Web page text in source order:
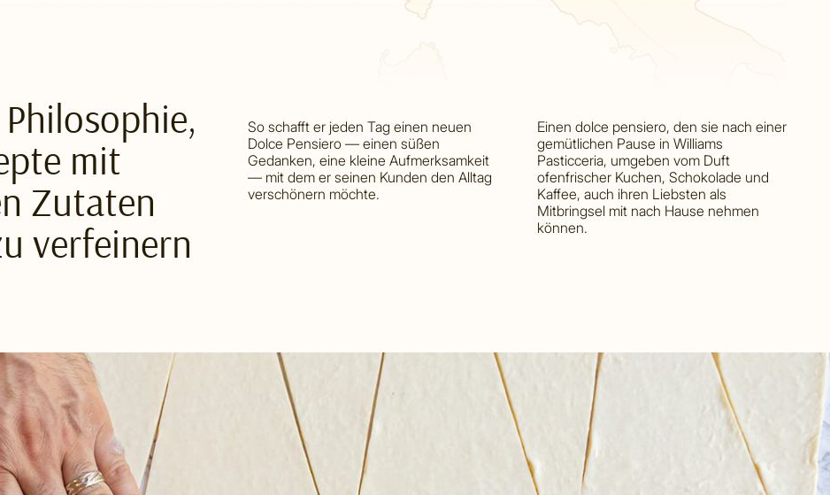
mit
Zutaten
verfeinern
So schafft er jeden Tag einen neuen
Dolce Pensiero — einen süßen
Gedanken, eine kleine Aufmerksamkeit
— mit dem er seinen Kunden den Alltag
verschönern möchte.
Einen dolce pensiero, den sie nach einer
gemütlichen Pause in Williams
Pasticceria, umgeben vom Duft
ofenfrischer Kuchen, Schokolade und
Kaffee, auch ihren Liebsten als
Mitbringsel mit nach Hause nehmen
können.